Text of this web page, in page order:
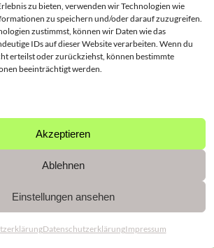
zu bieten, verwenden wir Technologien wie
zu speichern und/oder darauf zuzugreifen.
zustimmst, können wir Daten wie das
IDs auf dieser Website verarbeiten. Wenn du
erteilst oder zurückziehst, können bestimmte
beeinträchtigt werden.
Akzeptieren
Ablehnen
Einstellungen ansehen
DatenschutzerklärungImpressum